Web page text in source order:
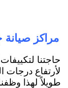
مراكز صيانة
حاجتنا
لأرتفاع درجات
طويلاً لهذا